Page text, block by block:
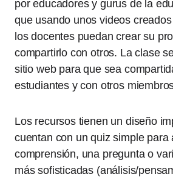
por educadores y gurus de la
que usando unos videos
los docentes puedan crear su
compartirlo con otros. La clase
sitio web para que sea
estudiantes y con otros
Los recursos tienen un diseño
cuentan con un quiz simple para
comprensión, una pregunta o
más sofisticadas (análisis/